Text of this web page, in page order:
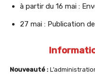
à partir du 16 mai :
27 mai : Publication
Nouveauté :